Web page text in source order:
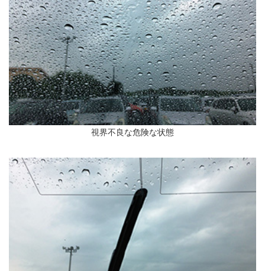
視界不良な危険な状態